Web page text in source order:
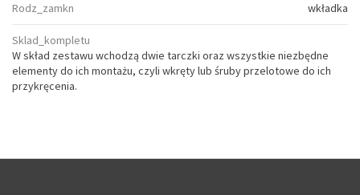
Rodz_zamkn wkładka
Sklad_kompletu
W skład zestawu wchodzą dwie tarczki oraz wszystkie niezbędne
elementy do ich montażu, czyli wkręty lub śruby przelotowe do ich
przykręcenia.